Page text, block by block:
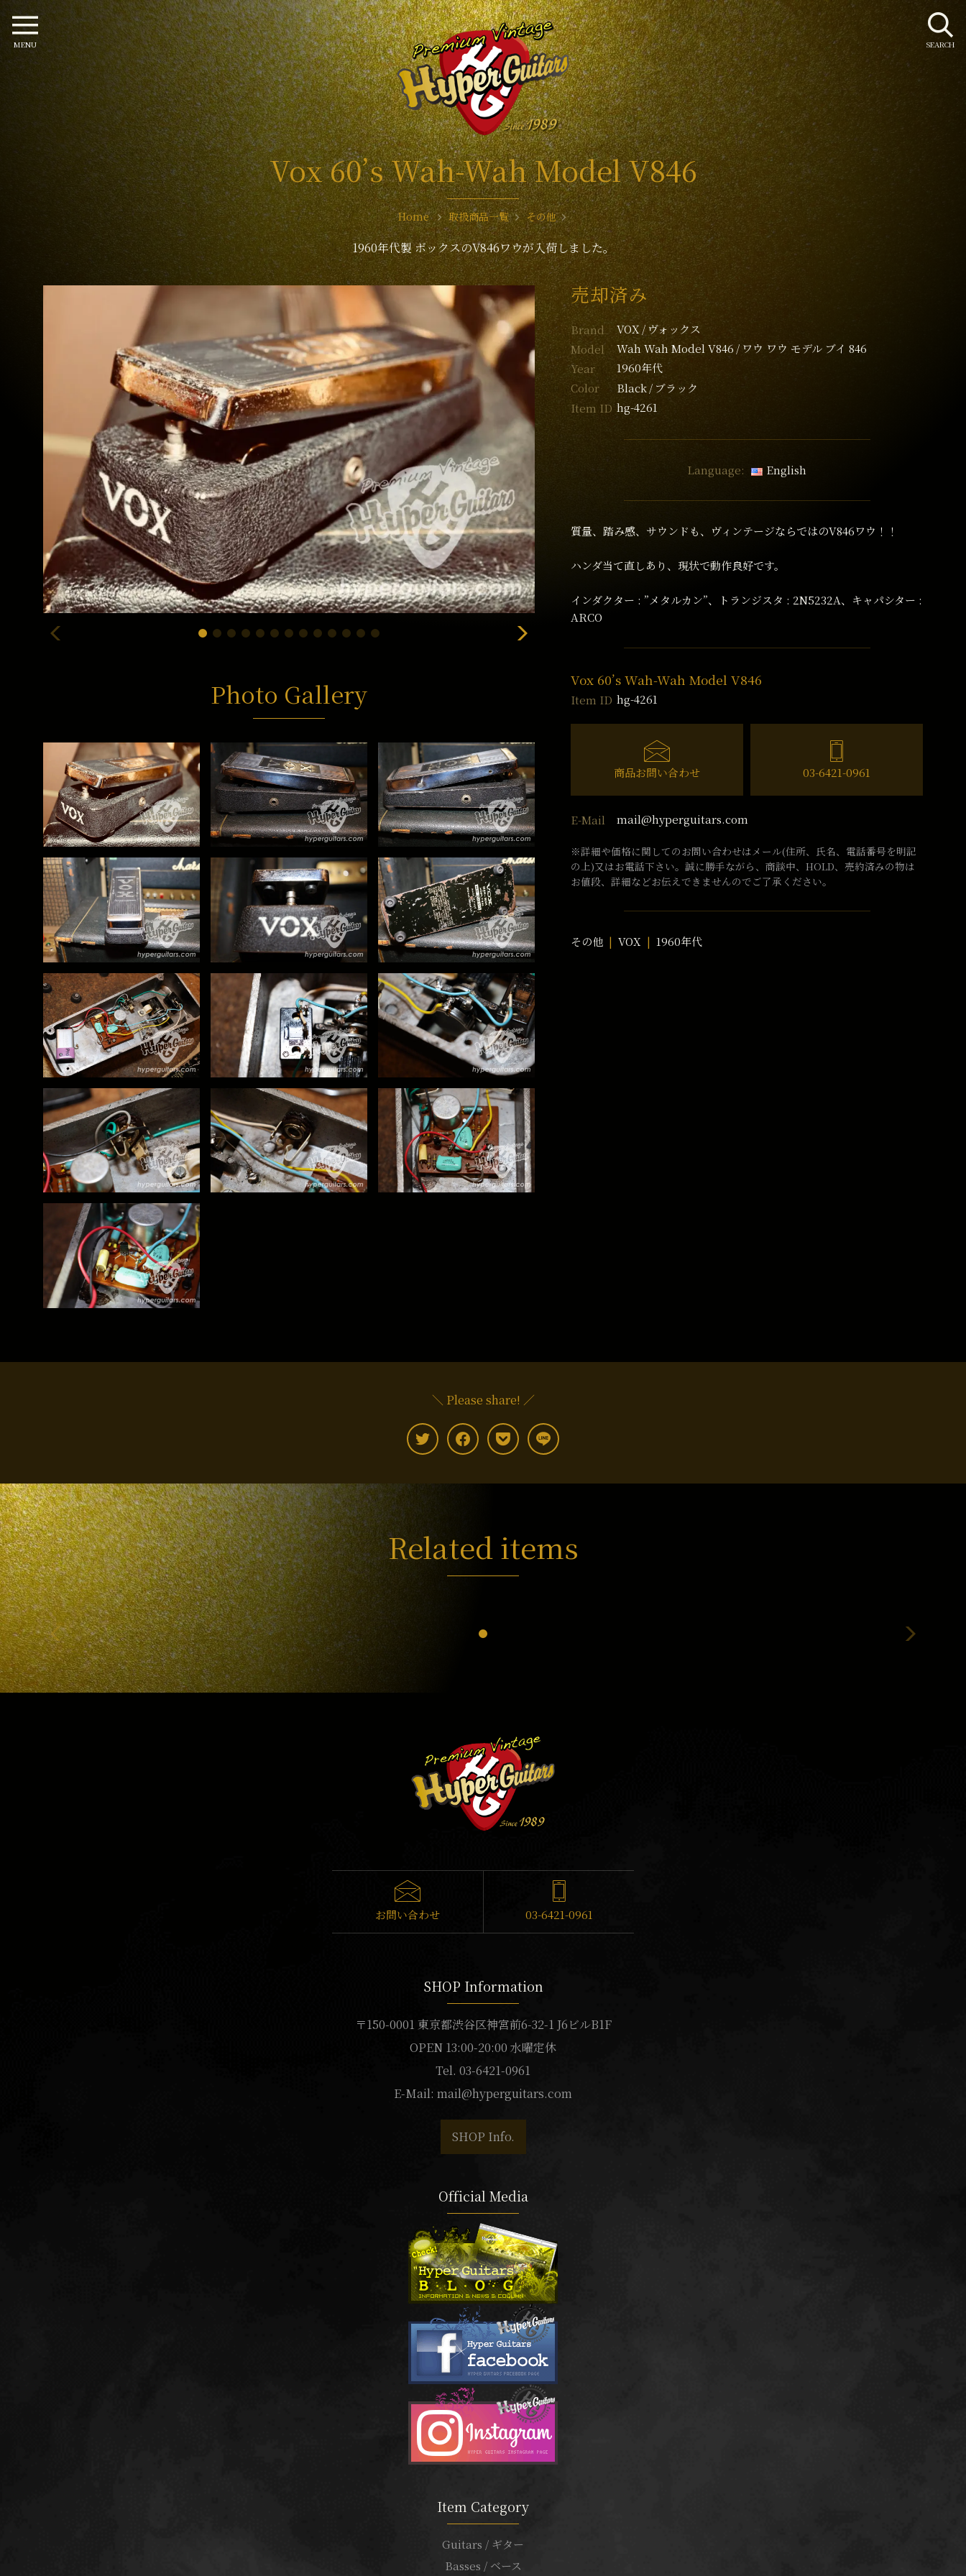
Vox 60’s Wah-Wah Model V846
Home 取扱商品一覧 その他
1960年代製 ボックスのV846ワウが入荷しました。
売却済み
Brand VOX
ヴォックス
Model
Wah Wah Model V846
ワウ ワウ モデル ブイ 846
Year
1960年代
Color
Black
ブラック
Item ID hg-4261
Language: English
質量、踏み感、サウンドも、ヴィンテージならではのV846ワウ！！
ハンダ当て直しあり、現状で動作良好です。
インダクター : ”メタルカン”、トランジスタ : 2N5232A、キャパシター :
ARCO
Vox 60’s Wah-Wah Model V846
Item ID hg-4261
商品お問い合わせ 03-6421-0961
E-Mail mail@hyperguitars.com
※詳細や価格に関してのお問い合わせはメール(住所、氏名、電話番号を明記
の上)又はお電話下さい。誠に勝手ながら、商談中、HOLD、売約済みの物は
お値段、詳細などお伝えできませんのでご了承ください。
その他 VOX 1960年代
Photo Gallery
＼ Please share! ／
Related items
SEARCH
MENU
お問い合わせ 03-6421-0961
SHOP Information
〒150-0001 東京都渋谷区神宮前6-32-1 J6ビルB1F
OPEN 13:00-20:00 水曜定休
Tel. 03-6421-0961
E-Mail: mail@hyperguitars.com
SHOP Info.
Official Media
Item Category
Guitars / ギター
Basses / ベース